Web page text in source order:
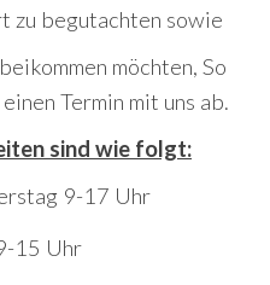
zu begutachten sowie
möchten, So
Termin mit uns ab.
sind wie folgt:
9-17 Uhr
15 Uhr